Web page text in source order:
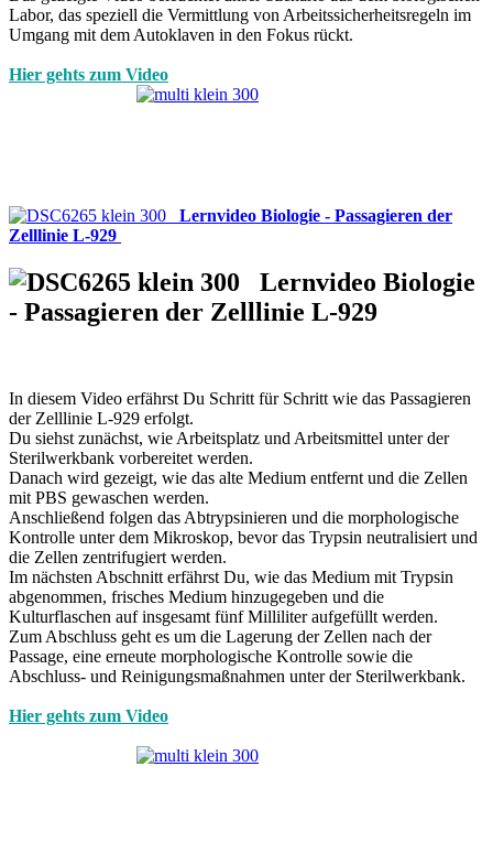
Labor, das speziell die Vermittlung von Arbeitssicherheitsregeln im
Umgang mit dem Autoklaven in den Fokus rückt.
Hier gehts zum Video
Lernvideo Biologie - Passagieren der
Zelllinie L-929
Lernvideo Biologie
- Passagieren der Zelllinie L-929
In diesem Video erfährst Du Schritt für Schritt wie das Passagieren
der Zelllinie L-929 erfolgt.
Du siehst zunächst, wie Arbeitsplatz und Arbeitsmittel unter der
Sterilwerkbank vorbereitet werden.
Danach wird gezeigt, wie das alte Medium entfernt und die Zellen
mit PBS gewaschen werden.
Anschließend folgen das Abtrypsinieren und die morphologische
Kontrolle unter dem Mikroskop, bevor das Trypsin neutralisiert und
die Zellen zentrifugiert werden.
Im nächsten Abschnitt erfährst Du, wie das Medium mit Trypsin
abgenommen, frisches Medium hinzugegeben und die
Kulturflaschen auf insgesamt fünf Milliliter aufgefüllt werden.
Zum Abschluss geht es um die Lagerung der Zellen nach der
Passage, eine erneute morphologische Kontrolle sowie die
Abschluss- und Reinigungsmaßnahmen unter der Sterilwerkbank.
Hier gehts zum Video